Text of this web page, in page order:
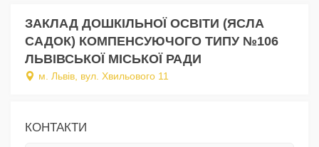
ЗАКЛАД ДОШКІЛЬНОЇ ОСВІТИ (ЯСЛА
САДОК) КОМПЕНСУЮЧОГО ТИПУ №106
ЛЬВІВСЬКОЇ МІСЬКОЇ РАДИ
м. Львів, вул. Хвильового 11
КОНТАКТИ